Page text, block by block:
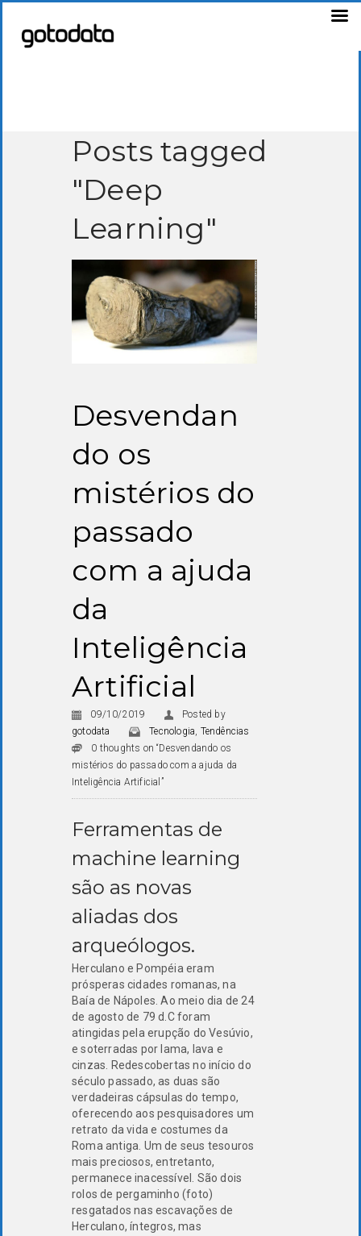
Posts tagged
"Deep
Learning"
Desvendan
do os
mistérios do
passado
com a ajuda
da
Inteligência
Artificial
09/10/2019
Posted by
gotodata
Tecnologia, Tendências
0 thoughts on “Desvendando os
mistérios do passado com a ajuda da
Inteligência Artificial”
Ferramentas de
machine learning
são as novas
aliadas dos
arqueólogos.
Herculano e Pompéia eram
prósperas cidades romanas, na
Baía de Nápoles. Ao meio dia de 24
de agosto de 79 d.C foram
atingidas pela erupção do Vesúvio,
e soterradas por lama, lava e
cinzas. Redescobertas no início do
século passado, as duas são
verdadeiras cápsulas do tempo,
oferecendo aos pesquisadores um
retrato da vida e costumes da
Roma antiga. Um de seus tesouros
mais preciosos, entretanto,
permanece inacessível. São dois
rolos de pergaminho (foto)
resgatados nas escavações de
Herculano, íntegros, mas